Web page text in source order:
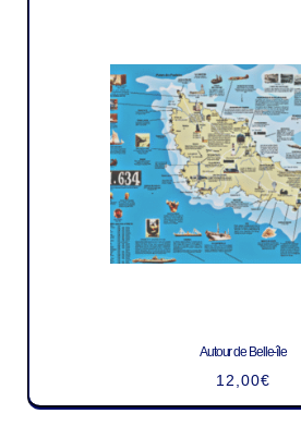
Autour de Belle-île
12,00€